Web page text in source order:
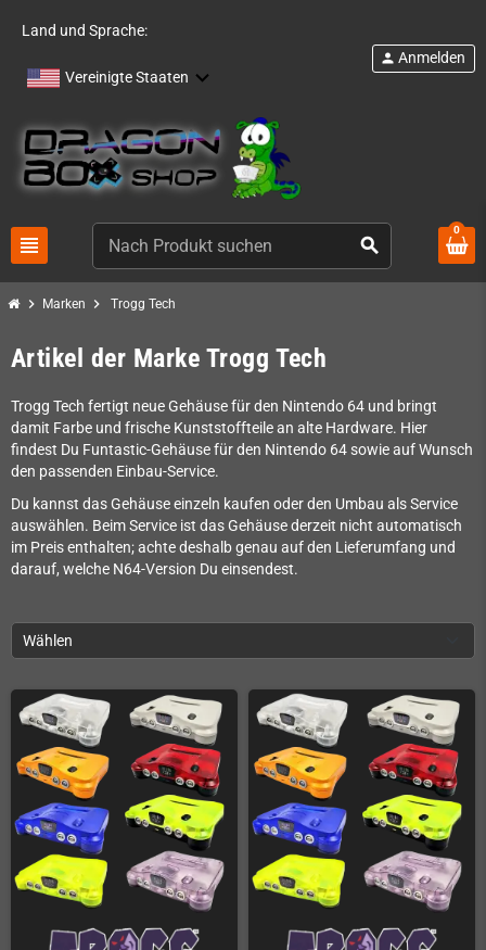
Land und Sprache:
Vereinigte Staaten
view_headline search
person Anmelden
0
chevron_right Marken chevron_right Trogg Tech
Artikel der Marke Trogg Tech
Trogg Tech fertigt neue Gehäuse für den Nintendo 64 und bringt
damit Farbe und frische Kunststoffteile an alte Hardware. Hier
findest Du Funtastic-Gehäuse für den Nintendo 64 sowie auf Wunsch
den passenden Einbau-Service.
Du kannst das Gehäuse einzeln kaufen oder den Umbau als Service
auswählen. Beim Service ist das Gehäuse derzeit nicht automatisch
im Preis enthalten; achte deshalb genau auf den Lieferumfang und
darauf, welche N64-Version Du einsendest.
Wählen